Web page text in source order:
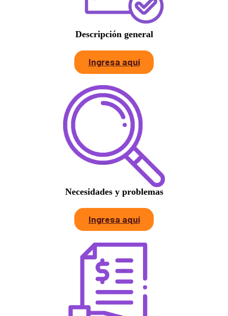
Descripción general
Ingresa aquí
Necesidades y problemas
Ingresa aquí